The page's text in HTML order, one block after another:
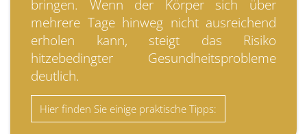
bringen. Wenn der Körper sich über
mehrere Tage hinweg nicht ausreichend
erholen kann, steigt das Risiko
hitzebedingter Gesundheitsprobleme
deutlich.
Hier finden Sie einige praktische Tipps: